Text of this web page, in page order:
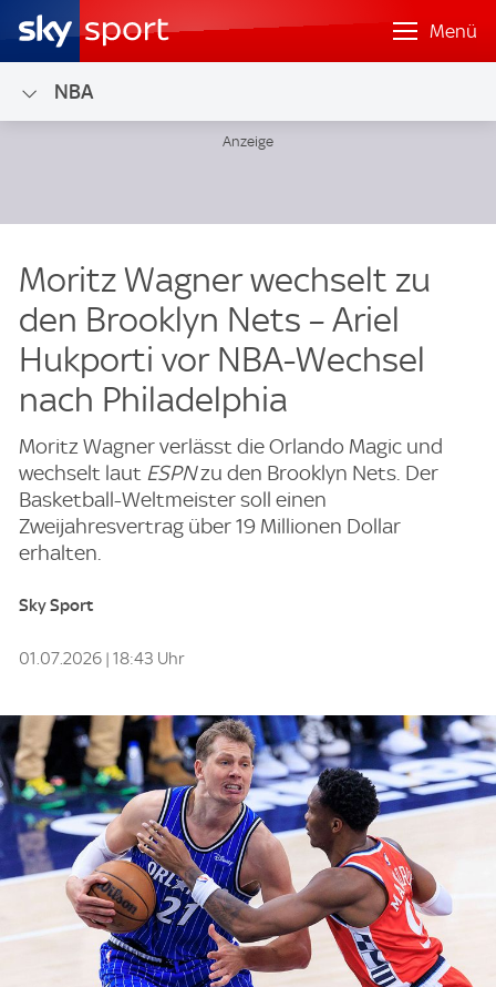
Menü
NBA
Moritz Wagner wechselt zu
den Brooklyn Nets – Ariel
Hukporti vor NBA-Wechsel
nach Philadelphia
Moritz Wagner verlässt die Orlando Magic und
wechselt laut ESPNzu den Brooklyn Nets. Der
Basketball-Weltmeister soll einen
Zweijahresvertrag über 19 Millionen Dollar
erhalten.
Sky Sport
01.07.2026 | 18:43 Uhr